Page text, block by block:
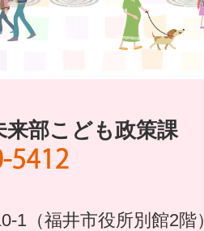
部こども政策課
1（福井市役所別館2階